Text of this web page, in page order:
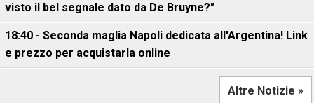
visto il bel segnale dato da De Bruyne?"
18:40 - Seconda maglia Napoli dedicata all'Argentina! Link
e prezzo per acquistarla online
Altre Notizie »